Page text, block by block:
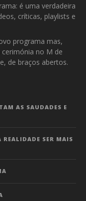
é uma verdadeira
críticas, playlists e
programa mas,
no M de
de braços abertos.
AS SAUDADES E
SER MAIS